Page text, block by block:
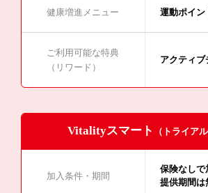
健康増進メニュー 運動ポイン
ご利用可能な特典
（リワード）
アクティ
Vitalityスマート （トライア
加入条件・期間
保険なしで
提供期間は